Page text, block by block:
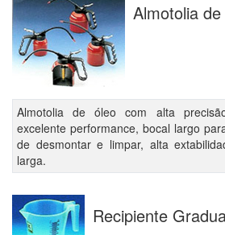
Almotolia
Almotolia de óleo com alta
excelente performance, bocal largo
de desmontar e limpar, alta
larga.
Recipiente